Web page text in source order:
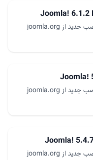
Joomla! 6.1.2
Joomla!
Joomla!